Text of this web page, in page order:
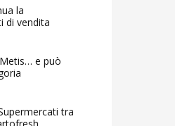
la
di vendita
e può
tra